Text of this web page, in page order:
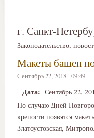
г. Санкт-
Законодательство,
Макеты башен
Сентябрь 22, 2018 - 09:49 —
Дата: Сентябрь 22,
По случаю Дней
крепости появятся
Златоустовская,